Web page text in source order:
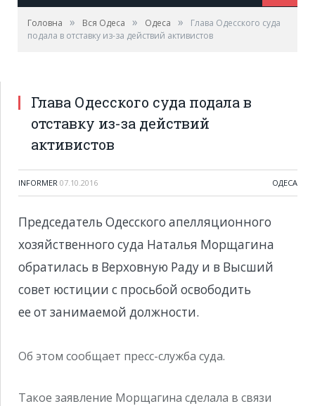
Головна » Вся Одеса » Одеса »
Глава Одесского суда
подала в отставку из-за действий активистов
Глава Одесского суда подала в
отставку из-за действий
активистов
INFORMER 07.10.2016 ОДЕСА
Председатель Одесского апелляционного
хозяйственного суда Наталья Морщагина
обратилась в Верховную Раду и в Высший
совет юстиции с просьбой освободить
ее от занимаемой должности.
Об этом сообщает пресс-служба суда.
Такое заявление Морщагина сделала в связи